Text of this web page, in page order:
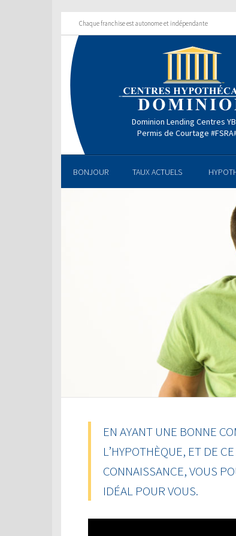
Chaque franchise est autonome et indépendante
Dominion Lending Centres
Permis de Courtage
BONJOUR TAUX ACTUELS
EN AYANT UNE BONNE
L’HYPOTHÈQUE, ET DE
CONNAISSANCE, VOUS
IDÉAL POUR VOUS.